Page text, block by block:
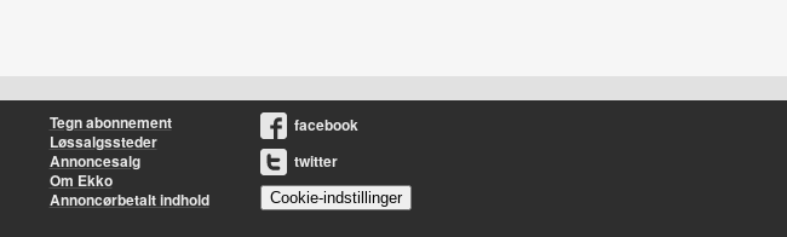
Tegn abonnement
Løssalgssteder
Annoncesalg
Om Ekko
Annoncørbetalt indhold
facebook
twitter
Cookie-indstillinger